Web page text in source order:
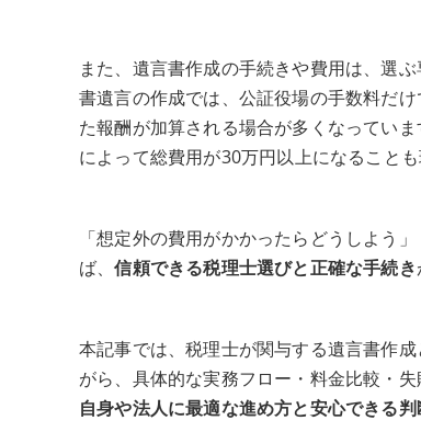
また、遺言書作成の手続きや費用は、選
書遺言の作成では、公証役場の手数料だ
た報酬が加算される場合が多くなってい
によって総費用が30万円以上になることも
「想定外の費用がかかったらどうしよう
ば、信頼できる税理士選びと正確な手続き
本記事では、税理士が関与する遺言書作
がら、具体的な実務フロー・料金比較・
自身や法人に最適な進め方と安心できる